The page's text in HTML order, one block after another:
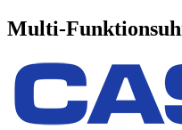
Multi-